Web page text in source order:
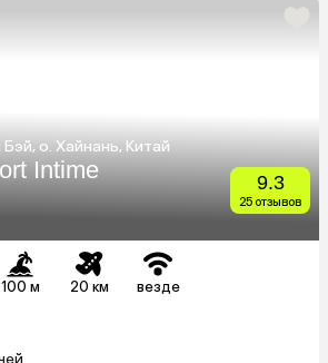
о. Хайнань, Китай
Intime
9.3
25 отзывов
100 м 20 км везде